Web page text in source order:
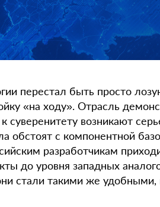
перестал быть просто
«на ходу». Отрасль
суверенитету возникают
обстоят с компонентной
разработчикам
до уровня западных
стали такими же удобными,